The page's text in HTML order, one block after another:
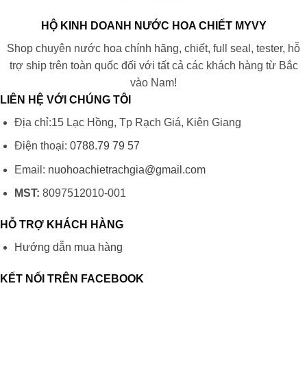
HỘ KINH DOANH NƯỚC HOA CHIẾT MYVY
Shop chuyên nước hoa chính hãng, chiết, full seal, tester, hỗ
trợ ship trên toàn quốc đối với tất cả các khách hàng từ Bắc
vào Nam!
LIÊN HỆ VỚI CHÚNG TÔI
Địa chỉ:15 Lạc Hồng, Tp Rạch Giá, Kiên Giang
Điện thoại: 0788.79 79 57
Email: nuohoachietrachgia@gmail.com
MST: 8097512010-001
HỖ TRỢ KHÁCH HÀNG
Hướng dẫn mua hàng
KẾT NỐI TRÊN FACEBOOK